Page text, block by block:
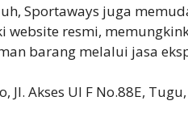
Sportaways juga
website resmi,
barang melalui jasa
Jl. Akses UI F No.88E,